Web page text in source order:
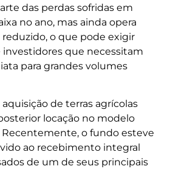
das perdas sofridas em
no ano, mas ainda opera
o que pode exigir
investidores que necessitam
para grandes volumes
aquisição de terras agrícolas
locação no modelo
Recentemente, o fundo esteve
ao recebimento integral
de um de seus principais